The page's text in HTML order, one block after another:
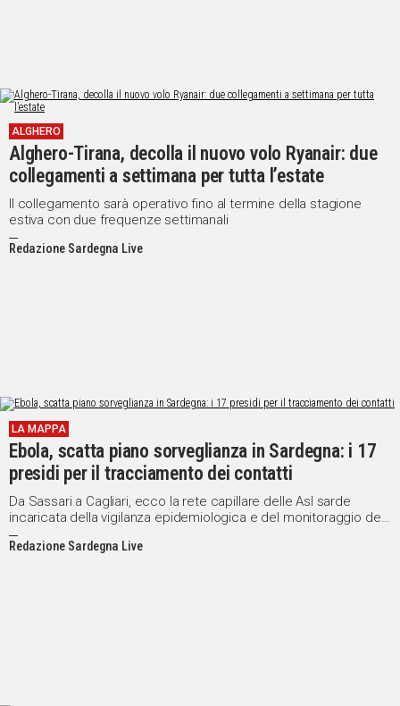
ALGHERO
Alghero-Tirana, decolla il nuovo volo Ryanair: due
collegamenti a settimana per tutta l’estate
Il collegamento sarà operativo fino al termine della stagione
estiva con due frequenze settimanali
Redazione Sardegna Live
LA MAPPA
Ebola, scatta piano sorveglianza in Sardegna: i 17
presidi per il tracciamento dei contatti
Da Sassari a Cagliari, ecco la rete capillare delle Asl sarde
incaricata della vigilanza epidemiologica e del monitoraggio dei
passeggeri
Redazione Sardegna Live